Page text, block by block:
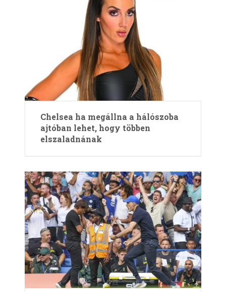
Chelsea ha megállna a hálószoba
ajtóban lehet, hogy többen
elszaladnának